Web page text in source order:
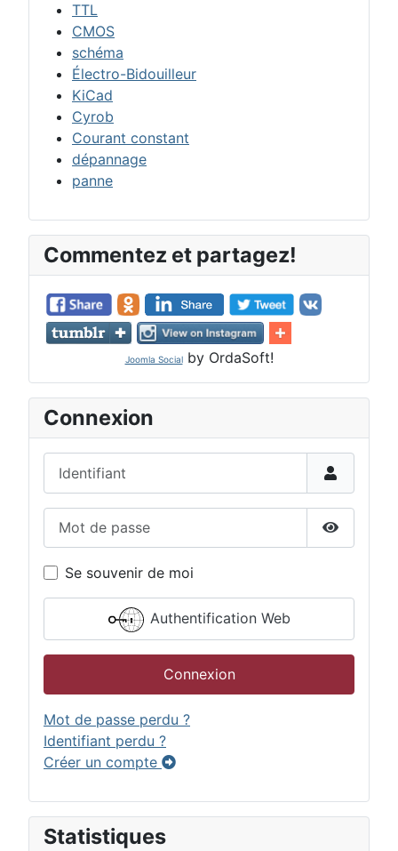
TTL
CMOS
schéma
Électro-Bidouilleur
KiCad
Cyrob
Courant constant
dépannage
panne
Commentez et partagez!
Joomla Socialby OrdaSoft!
Connexion
Afficher
Se souvenir de moi
Authentification Web
Connexion
Mot de passe perdu ?
Identifiant perdu ?
Créer un compte
Statistiques